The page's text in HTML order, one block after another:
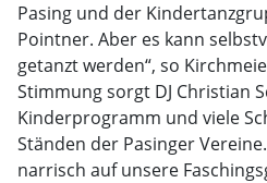
Pasing und der
Pointner. Aber es kann
getanzt werden“, so
Stimmung sorgt DJ Christian
Kinderprogramm und viele
Ständen der Pasinger
narrisch auf unsere